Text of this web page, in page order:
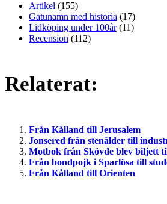
Artikel (155)
Gatunamn med historia (17)
Lidköping under 100år(11)
Recension (112)
Relaterat:
Från Kålland till Jerusalem
Jonsered från stenålder till
Motbok från Skövde blev biljett
Från bondpojk i Sparlösa till
Från Kålland till Orienten